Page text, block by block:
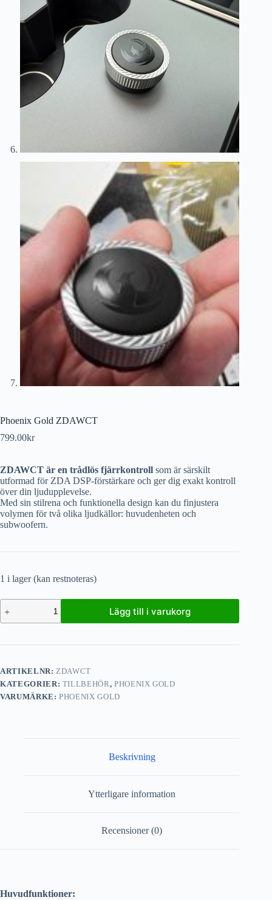
Phoenix Gold ZDAWCT
799.00kr
ZDAWCT är en trådlös fjärrkontroll som är särskilt
utformad för ZDA DSP-förstärkare och ger dig exakt kontroll
över din ljudupplevelse.
Med sin stilrena och funktionella design kan du finjustera
volymen för två olika ljudkällor: huvudenheten och
subwoofern.
1 i lager (kan restnoteras)
Lägg till i varukorg
ARTIKELNR:ZDAWCT
KATEGORIER: TILLBEHÖR, PHOENIX GOLD
VARUMÄRKE:PHOENIX GOLD
Beskrivning
Ytterligare information
Recensioner (0)
Huvudfunktioner: